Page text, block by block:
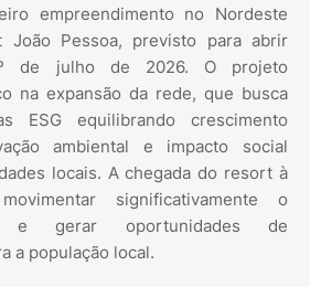
empreendimento no Nordeste
João Pessoa, previsto para abrir
de julho de 2026. O projeto
na expansão da rede, que busca
ESG equilibrando crescimento
ambiental e impacto social
locais. A chegada do resort à
significativamente o
e gerar oportunidades de
a população local.